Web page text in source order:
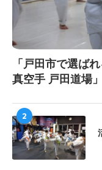
「戸田市で選ば
真空手 戸田道場」
2